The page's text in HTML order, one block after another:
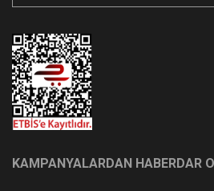
KAMPANYALARDAN HABERDAR